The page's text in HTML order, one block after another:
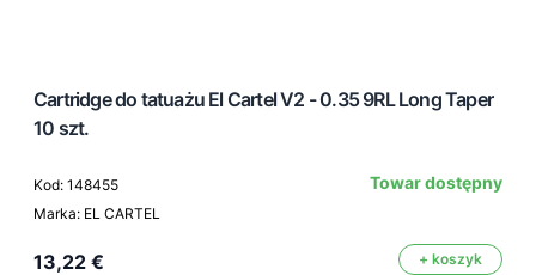
Cartridge do tatuażu El Cartel V2 - 0.35 9RL Long Taper
10 szt.
Kod: 148455
Marka: EL CARTEL
Towar dostępny
13,22 € + koszyk